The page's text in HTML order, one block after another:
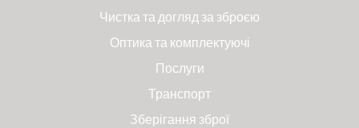
Чистка та догляд за зброєю
Оптика та комплектуючі
Послуги
Транспорт
Зберігання зброї